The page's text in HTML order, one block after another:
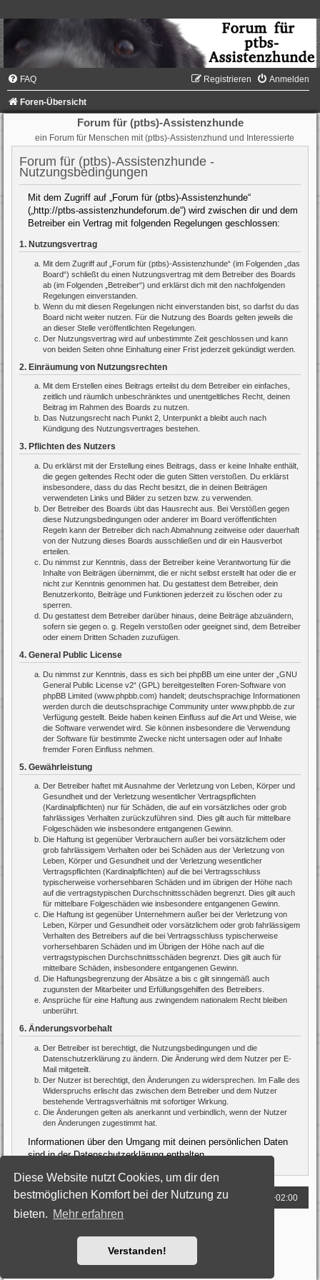
Diese Website nutzt Cookies, um dir den
bestmöglichen Komfort bei der Nutzung zu
bieten. Mehr erfahren
Verstanden!
FAQ Anmelden
Registrieren
Foren-Übersicht
Forum für (ptbs)-Assistenzhunde
ein Forum für Menschen mit (ptbs)-Assistenzhund und Interessierte
Forum für (ptbs)-Assistenzhunde -
Nutzungsbedingungen
Mit dem Zugriff auf „Forum für (ptbs)-Assistenzhunde“
(„http://ptbs-assistenzhundeforum.de“) wird zwischen dir und dem
Betreiber ein Vertrag mit folgenden Regelungen geschlossen:
1. Nutzungsvertrag
Mit dem Zugriff auf „Forum für (ptbs)-Assistenzhunde“ (im Folgenden „das
Board“) schließt du einen Nutzungsvertrag mit dem Betreiber des Boards
ab (im Folgenden „Betreiber“) und erklärst dich mit den nachfolgenden
Regelungen einverstanden.
Wenn du mit diesen Regelungen nicht einverstanden bist, so darfst du das
Board nicht weiter nutzen. Für die Nutzung des Boards gelten jeweils die
an dieser Stelle veröffentlichten Regelungen.
Der Nutzungsvertrag wird auf unbestimmte Zeit geschlossen und kann
von beiden Seiten ohne Einhaltung einer Frist jederzeit gekündigt werden.
2. Einräumung von Nutzungsrechten
Mit dem Erstellen eines Beitrags erteilst du dem Betreiber ein einfaches,
zeitlich und räumlich unbeschränktes und unentgeltliches Recht, deinen
Beitrag im Rahmen des Boards zu nutzen.
Das Nutzungsrecht nach Punkt 2, Unterpunkt a bleibt auch nach
Kündigung des Nutzungsvertrages bestehen.
3. Pflichten des Nutzers
Du erklärst mit der Erstellung eines Beitrags, dass er keine Inhalte enthält,
die gegen geltendes Recht oder die guten Sitten verstoßen. Du erklärst
insbesondere, dass du das Recht besitzt, die in deinen Beiträgen
verwendeten Links und Bilder zu setzen bzw. zu verwenden.
Der Betreiber des Boards übt das Hausrecht aus. Bei Verstößen gegen
diese Nutzungsbedingungen oder anderer im Board veröffentlichten
Regeln kann der Betreiber dich nach Abmahnung zeitweise oder dauerhaft
von der Nutzung dieses Boards ausschließen und dir ein Hausverbot
erteilen.
Du nimmst zur Kenntnis, dass der Betreiber keine Verantwortung für die
Inhalte von Beiträgen übernimmt, die er nicht selbst erstellt hat oder die er
nicht zur Kenntnis genommen hat. Du gestattest dem Betreiber, dein
Benutzerkonto, Beiträge und Funktionen jederzeit zu löschen oder zu
sperren.
Du gestattest dem Betreiber darüber hinaus, deine Beiträge abzuändern,
sofern sie gegen o. g. Regeln verstoßen oder geeignet sind, dem Betreiber
oder einem Dritten Schaden zuzufügen.
4. General Public License
Du nimmst zur Kenntnis, dass es sich bei phpBB um eine unter der „ GNU
General Public License v2“ (GPL) bereitgestellten Foren-Software von
phpBB Limited (www.phpbb.com) handelt; deutschsprachige Informationen
werden durch die deutschsprachige Community unter www.phpbb.de zur
Verfügung gestellt. Beide haben keinen Einfluss auf die Art und Weise, wie
die Software verwendet wird. Sie können insbesondere die Verwendung
der Software für bestimmte Zwecke nicht untersagen oder auf Inhalte
fremder Foren Einfluss nehmen.
5. Gewährleistung
Der Betreiber haftet mit Ausnahme der Verletzung von Leben, Körper und
Gesundheit und der Verletzung wesentlicher Vertragspflichten
(Kardinalpflichten) nur für Schäden, die auf ein vorsätzliches oder grob
fahrlässiges Verhalten zurückzuführen sind. Dies gilt auch für mittelbare
Folgeschäden wie insbesondere entgangenen Gewinn.
Die Haftung ist gegenüber Verbrauchern außer bei vorsätzlichem oder
grob fahrlässigem Verhalten oder bei Schäden aus der Verletzung von
Leben, Körper und Gesundheit und der Verletzung wesentlicher
Vertragspflichten (Kardinalpflichten) auf die bei Vertragsschluss
typischerweise vorhersehbaren Schäden und im übrigen der Höhe nach
auf die vertragstypischen Durchschnittsschäden begrenzt. Dies gilt auch
für mittelbare Folgeschäden wie insbesondere entgangenen Gewinn.
Die Haftung ist gegenüber Unternehmern außer bei der Verletzung von
Leben, Körper und Gesundheit oder vorsätzlichem oder grob fahrlässigem
Verhalten des Betreibers auf die bei Vertragsschluss typischerweise
vorhersehbaren Schäden und im Übrigen der Höhe nach auf die
vertragstypischen Durchschnittsschäden begrenzt. Dies gilt auch für
mittelbare Schäden, insbesondere entgangenen Gewinn.
Die Haftungsbegrenzung der Absätze a bis c gilt sinngemäß auch
zugunsten der Mitarbeiter und Erfüllungsgehilfen des Betreibers.
Ansprüche für eine Haftung aus zwingendem nationalem Recht bleiben
unberührt.
6. Änderungsvorbehalt
Der Betreiber ist berechtigt, die Nutzungsbedingungen und die
Datenschutzerklärung zu ändern. Die Änderung wird dem Nutzer per E-
Mail mitgeteilt.
Der Nutzer ist berechtigt, den Änderungen zu widersprechen. Im Falle des
Widerspruchs erlischt das zwischen dem Betreiber und dem Nutzer
bestehende Vertragsverhältnis mit sofortiger Wirkung.
Die Änderungen gelten als anerkannt und verbindlich, wenn der Nutzer
den Änderungen zugestimmt hat.
Informationen über den Umgang mit deinen persönlichen Daten
sind in der Datenschutzerklärung enthalten.
Foren-Übersicht Alle Zeiten sind UTC+02:00
Powered byphpBB® Forum Software © phpBB Limited
Deutsche Übersetzung durchphpBB.de
Style: Black-Silver by Joyce&Luna
phpBB-Style-Design
Nutzungsbedingungen